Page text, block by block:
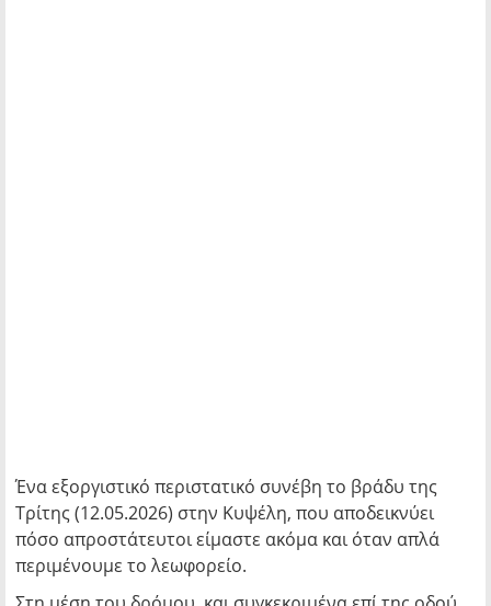
Ένα εξοργιστικό περιστατικό συνέβη το βράδυ της
Τρίτης (12.05.2026) στην Κυψέλη, που αποδεικνύει
πόσο απροστάτευτοι είμαστε ακόμα και όταν απλά
περιμένουμε το λεωφορείο.